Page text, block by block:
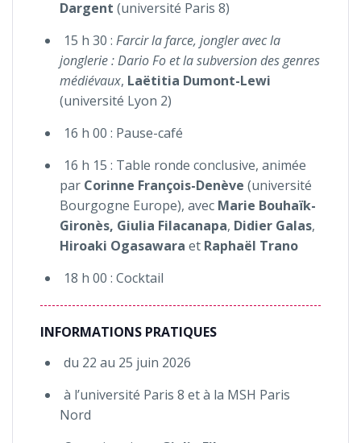
Dargent (université Paris 8)
15 h 30 :Farcir la farce, jongler avec la
jonglerie : Dario Fo et la subversion des genres
médiévaux, Laëtitia Dumont-Lewi
(université Lyon 2)
16 h 00 : Pause-café
16 h 15 : Table ronde conclusive, animée
par Corinne François-Denève (université
Bourgogne Europe), avec Marie Bouhaïk-
Gironès, Giulia Filacanapa, Didier Galas,
Hiroaki Ogasawara et Raphaël Trano
18 h 00 : Cocktail
INFORMATIONS PRATIQUES
du 22 au 25 juin 2026
à l’université Paris 8 et à la MSH Paris
Nord